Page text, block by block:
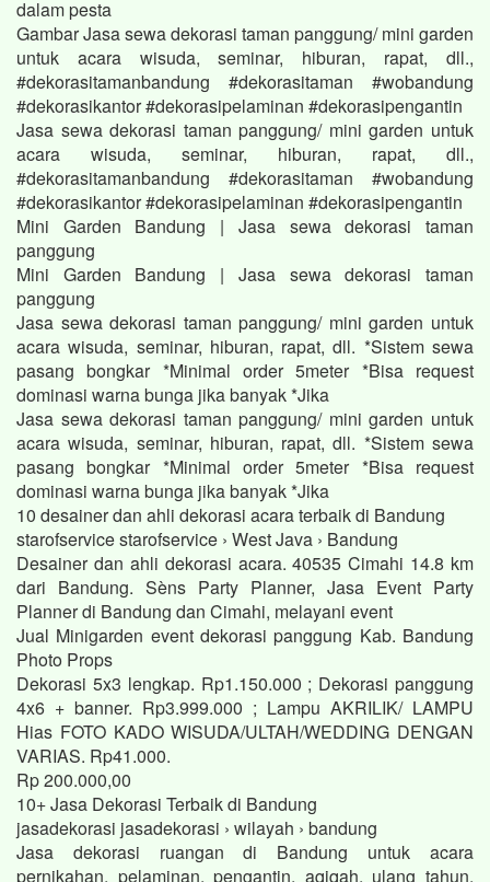
dalam pesta
Gambar Jasa sewa dekorasi taman panggung/ mini garden
untuk acara wisuda, seminar, hiburan, rapat, dll.,
#dekorasitamanbandung #dekorasitaman #wobandung
#dekorasikantor #dekorasipelaminan #dekorasipengantin
Jasa sewa dekorasi taman panggung/ mini garden untuk
acara wisuda, seminar, hiburan, rapat, dll.,
#dekorasitamanbandung #dekorasitaman #wobandung
#dekorasikantor #dekorasipelaminan #dekorasipengantin
Mini Garden Bandung | Jasa sewa dekorasi taman
panggung
Mini Garden Bandung | Jasa sewa dekorasi taman
panggung
Jasa sewa dekorasi taman panggung/ mini garden untuk
acara wisuda, seminar, hiburan, rapat, dll. *Sistem sewa
pasang bongkar *Minimal order 5meter *Bisa request
dominasi warna bunga jika banyak *Jika
Jasa sewa dekorasi taman panggung/ mini garden untuk
acara wisuda, seminar, hiburan, rapat, dll. *Sistem sewa
pasang bongkar *Minimal order 5meter *Bisa request
dominasi warna bunga jika banyak *Jika
10 desainer dan ahli dekorasi acara terbaik di Bandung
starofservice starofservice › West Java › Bandung
Desainer dan ahli dekorasi acara. 40535 Cimahi 14.8 km
dari Bandung. Sèns Party Planner, Jasa Event Party
Planner di Bandung dan Cimahi, melayani event
Jual Minigarden event dekorasi panggung Kab. Bandung
Photo Props
Dekorasi 5x3 lengkap. Rp1.150.000 ; Dekorasi panggung
4x6 + banner. Rp3.999.000 ; Lampu AKRILIK/ LAMPU
Hias FOTO KADO WISUDA/ULTAH/WEDDING DENGAN
VARIAS. Rp41.000.
Rp 200.000,00
10+ Jasa Dekorasi Terbaik di Bandung
jasadekorasi jasadekorasi › wilayah › bandung
Jasa dekorasi ruangan di Bandung untuk acara
pernikahan, pelaminan, pengantin, aqiqah, ulang tahun,